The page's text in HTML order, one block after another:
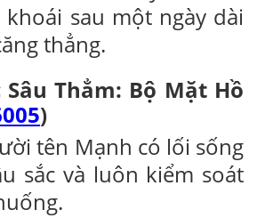
sau một ngày dài
thẳng.
Thẳm: Bộ Mặt Hồ
)
tên Mạnh có lối sống
sắc và luôn kiểm soát